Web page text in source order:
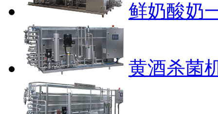
鲜奶酸奶
黄酒杀菌